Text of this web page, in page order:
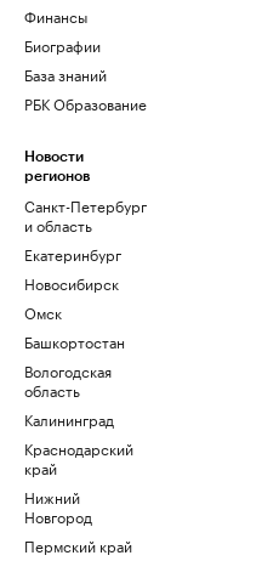
Финансы
Биографии
База знаний
РБК Образование
Новости
регионов
Санкт-Петербург
и область
Екатеринбург
Новосибирск
Омск
Башкортостан
Вологодская
область
Калининград
Краснодарский
край
Нижний
Новгород
Пермский край